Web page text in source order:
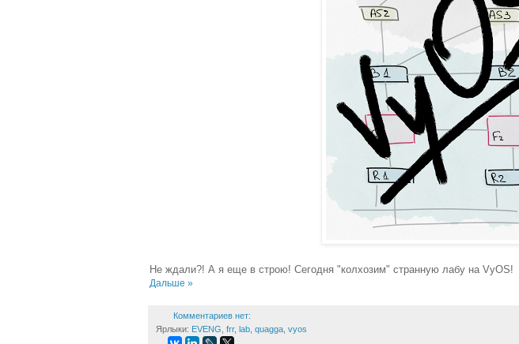
Не ждали?! А я еще в строю! Сегодня "колхозим" странную лабу на VyOS!
Дальше »
Комментариев нет:
Ярлыки: EVENG frr, lab quagga vyos